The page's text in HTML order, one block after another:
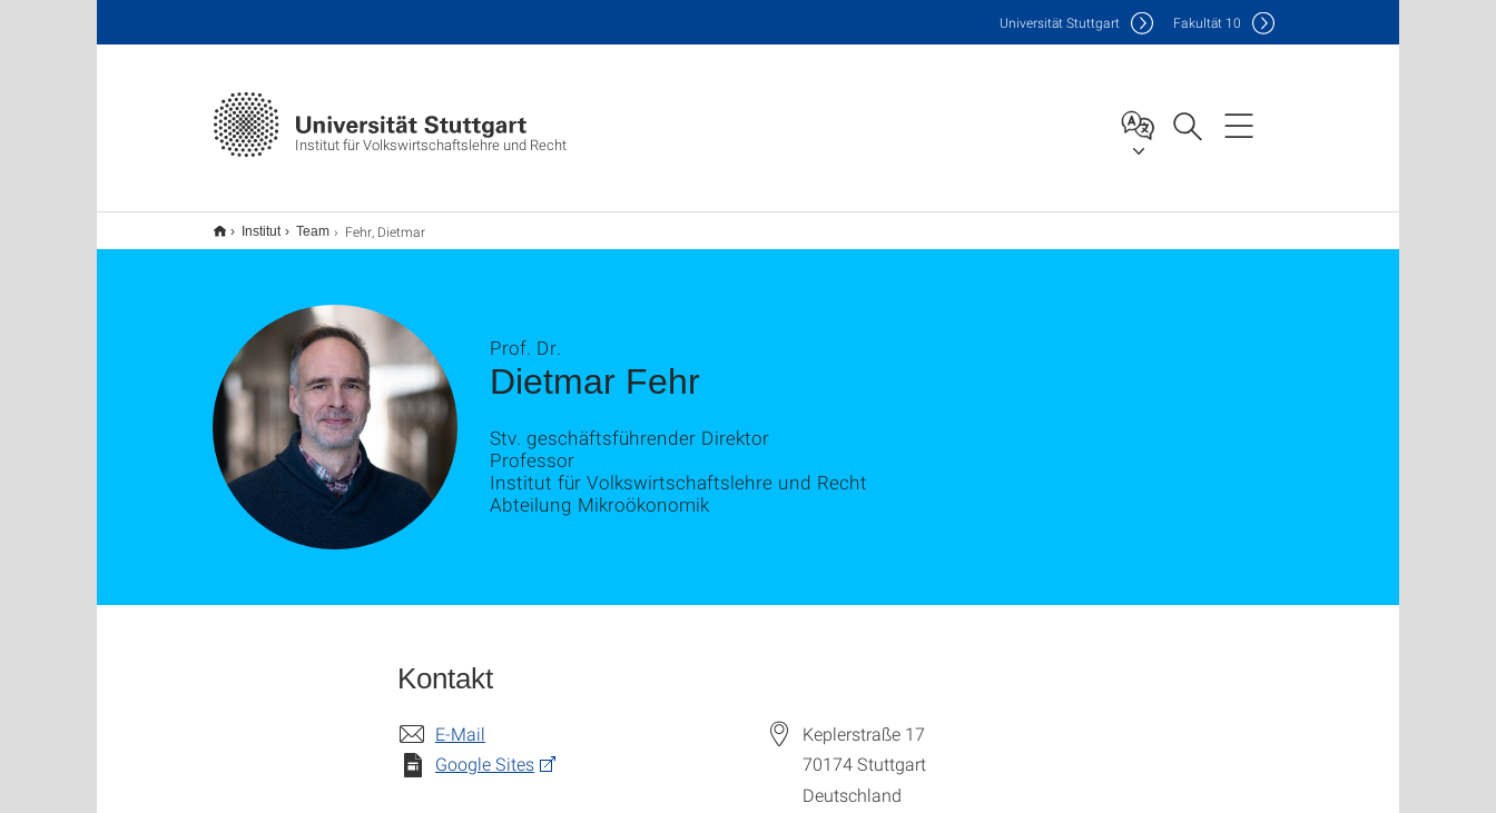
Institut für Volkswirtschaftslehre und Recht
Universität Stuttgart Fakultät 10
Institut Team Fehr, Dietmar
Dietmar Fehr
Prof. Dr.
Stv. geschäftsführender Direktor
Professor
Institut für Volkswirtschaftslehre und Recht
Abteilung Mikroökonomik
Kontakt
E-Mail
Google Sites
Keplerstraße 17
70174Stuttgart
Deutschland